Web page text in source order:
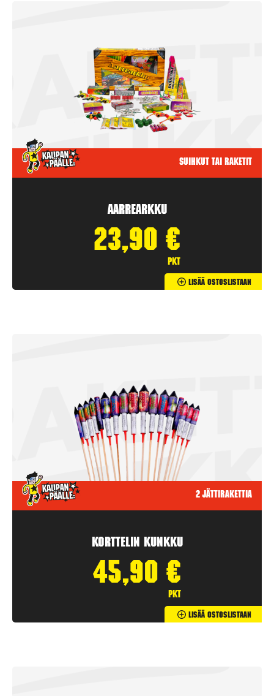
Suihkut tai raketit
Aarrearkku
23,90 €
pkt
Lisää Ostoslistaan
2 jättirakettia
Korttelin kunkku
45,90 €
pkt
Lisää Ostoslistaan